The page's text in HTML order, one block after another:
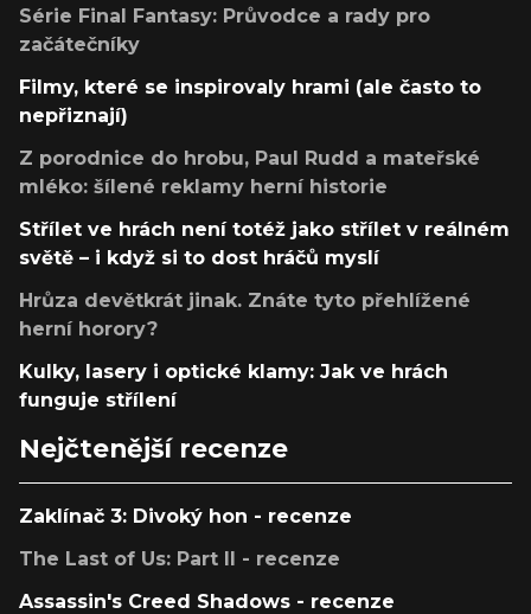
Série Final Fantasy: Průvodce a rady pro
začátečníky
Filmy, které se inspirovaly hrami (ale často to
nepřiznají)
Z porodnice do hrobu, Paul Rudd a mateřské
mléko: šílené reklamy herní historie
Střílet ve hrách není totéž jako střílet v reálném
světě – i když si to dost hráčů myslí
Hrůza devětkrát jinak. Znáte tyto přehlížené
herní horory?
Kulky, lasery i optické klamy: Jak ve hrách
funguje střílení
Nejčtenější recenze
Zaklínač 3: Divoký hon - recenze
The Last of Us: Part II - recenze
Assassin's Creed Shadows - recenze